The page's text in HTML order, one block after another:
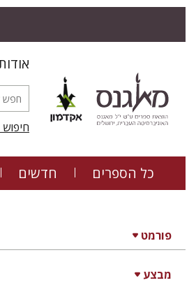
כל הספרים חדשים
פורמט
מבצע